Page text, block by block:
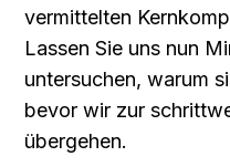
vermittelten
Lassen Sie uns nun
untersuchen, warum
bevor wir zur
übergehen.